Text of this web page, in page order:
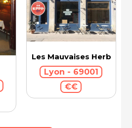
Les Mauvaises Herbes
Lyon - 69001
€€